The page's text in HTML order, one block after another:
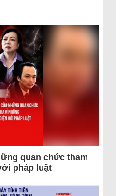
quan chức tham
pháp luật